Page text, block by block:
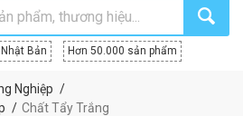
Bản Hơn 50.000 sản phẩm
Nghiệp
Chất Tẩy Trắng